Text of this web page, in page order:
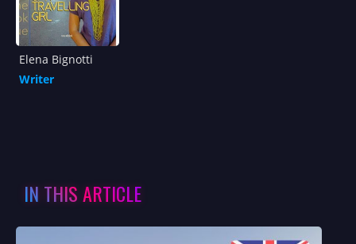
Elena Bignotti
Writer
IN THIS ARTICLE